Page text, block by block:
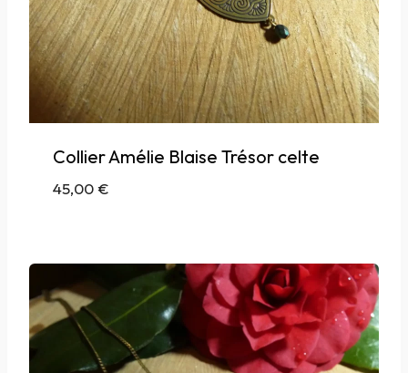
Collier Amélie Blaise Trésor celte
45,00€